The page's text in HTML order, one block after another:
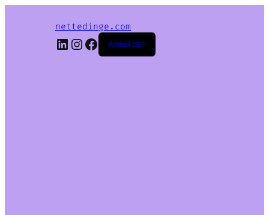
nettedinge.com
LinkedIn
Instagram
Facebook
Anmelden